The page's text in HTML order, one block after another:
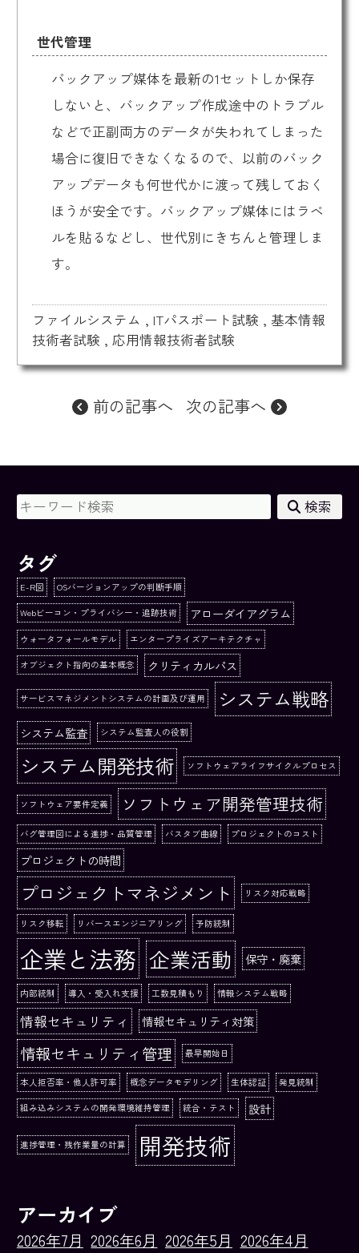
世代管理
バックアップ媒体を最新の1セットしか保存
しないと、バックアップ作成途中のトラブル
などで正副両方のデータが失われてしまった
場合に復旧できなくなるので、以前のバック
アップデータも何世代かに渡って残しておく
ほうが安全です。バックアップ媒体にはラベ
ルを貼るなどし、世代別にきちんと管理しま
す。
ファイルシステム , ITパスポート試験 , 基本情報
技術者試験 , 応用情報技術者試験
前の記事へ 次の記事へ
検索
タグ
E-R図 OSバージョンアップの判断手順
Webビーコン・プライバシー・追跡技術 アローダイアグラム
ウォータフォールモデル エンタープライズアーキテクチャ
オブジェクト指向の基本概念 クリティカルパス
サービスマネジメントシステムの計画及び運用 システム戦略
システム監査 システム監査人の役割
システム開発技術 ソフトウェアライフサイクルプロセス
ソフトウェア要件定義 ソフトウェア開発管理技術
バグ管理図による進捗・品質管理 バスタブ曲線 プロジェクトのコスト
プロジェクトの時間
プロジェクトマネジメント リスク対応戦略
リスク移転 リバースエンジニアリング 予防統制
企業と法務 企業活動 保守・廃棄
内部統制 導入・受入れ支援 工数見積もり 情報システム戦略
情報セキュリティ 情報セキュリティ対策
情報セキュリティ管理 最早開始日
本人拒否率・他人許可率 概念データモデリング 生体認証 発見統制
組み込みシステムの開発環境維持管理 統合・テスト 設計
進捗管理・残作業量の計算 開発技術
アーカイブ
2026年7月 2026年6月 2026年5月 2026年4月